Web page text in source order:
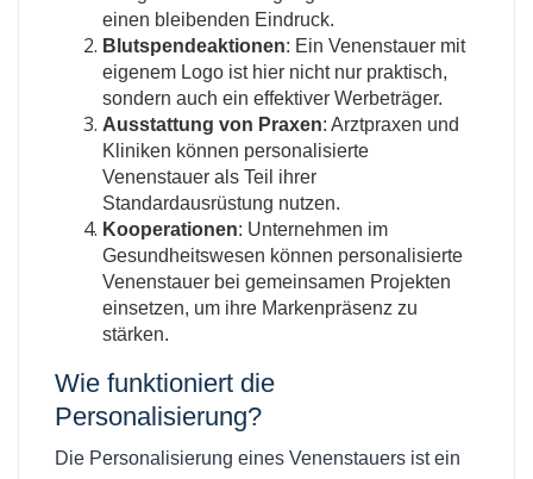
einen bleibenden Eindruck.
Blutspendeaktionen: Ein Venenstauer mit
eigenem Logo ist hier nicht nur praktisch,
sondern auch ein effektiver Werbeträger.
Ausstattung von Praxen: Arztpraxen und
Kliniken können personalisierte
Venenstauer als Teil ihrer
Standardausrüstung nutzen.
Kooperationen: Unternehmen im
Gesundheitswesen können personalisierte
Venenstauer bei gemeinsamen Projekten
einsetzen, um ihre Markenpräsenz zu
stärken.
Wie funktioniert die
Personalisierung?
Die Personalisierung eines Venenstauers ist ein